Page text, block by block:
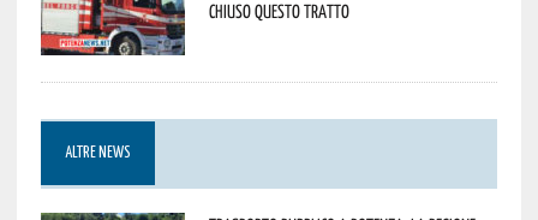
Chiuso questo tratto
ALTRE NEWS